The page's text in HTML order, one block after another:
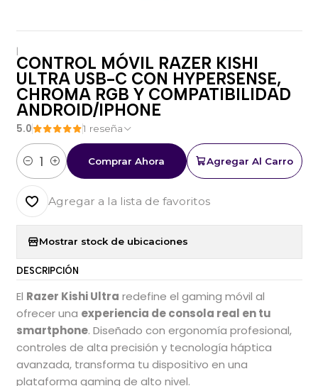
|
CONTROL MÓVIL RAZER KISHI
ULTRA USB-C CON HYPERSENSE,
CHROMA RGB Y COMPATIBILIDAD
ANDROID/IPHONE
5.0 1 reseña
Cantidad
Agregar Al Carro
Comprar Ahora
Agregar a la lista de favoritos
Mostrar stock de ubicaciones
DESCRIPCIÓN
El Razer Kishi Ultra redefine el gaming móvil al
ofrecer una experiencia de consola real en tu
smartphone. Diseñado con ergonomía profesional,
controles de alta precisión y tecnología háptica
avanzada, transforma tu dispositivo en una
plataforma gaming de alto nivel.